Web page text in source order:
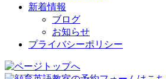
新着情報
ブログ
お知らせ
プライバシーポリシー